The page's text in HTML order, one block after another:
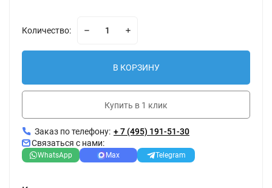
Количество:
В КОРЗИНУ
Купить в 1 клик
Заказ по телефону: + 7 (495) 191-51-30
Связаться с нами:
WhatsApp Max Telegram